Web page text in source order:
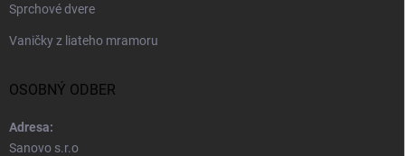
Sprchové dvere
Vaničky z liateho mramoru
OSOBNÝ ODBER
Adresa:
Sanovo s.r.o